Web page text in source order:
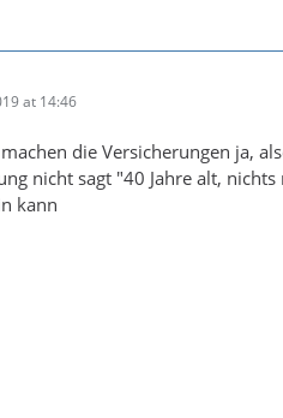
at 14:46
die Versicherungen ja,
nicht sagt "40 Jahre alt,
kann